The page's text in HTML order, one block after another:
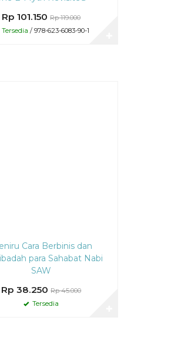
Rp 101.150 Rp 119.000
Tersedia / 978-623-6083-90-1
Cara Berbinis dan
para Sahabat Nabi
SAW
Rp 38.250 Rp 45.000
Tersedia